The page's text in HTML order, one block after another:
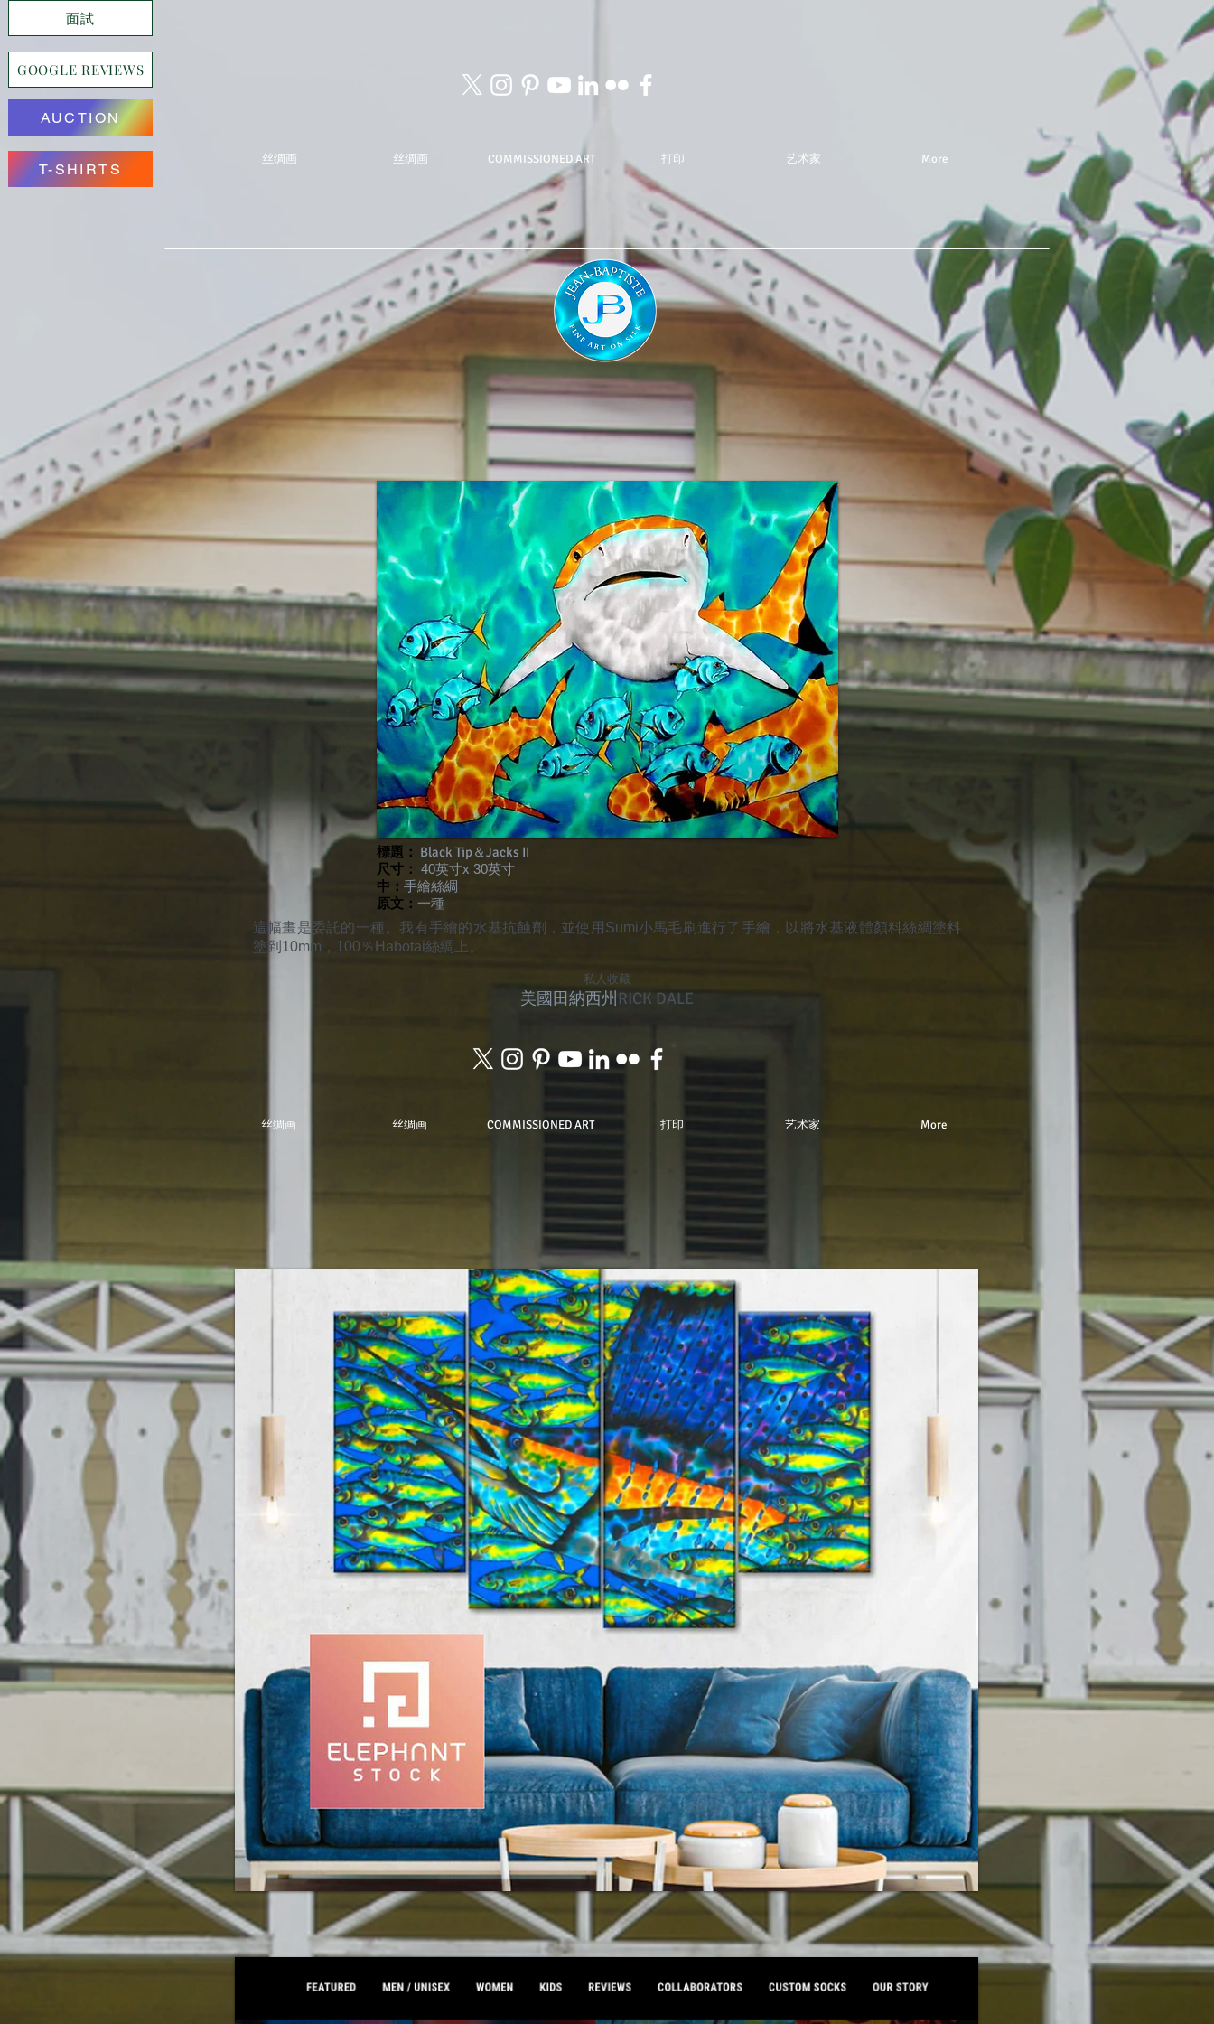
面試
GOOGLE REVIEWS
AUCTION
T-SHIRTS
丝绸画 丝绸画 COMMISSIONED ART 打印 艺术家 More
標題： Black Tip＆Jacks II
尺寸： 40英寸x 30英寸
中： 手繪絲綢
原文： 一種
這幅畫是委託的一種。我有手繪的水基抗蝕劑，並使用Sumi小馬毛刷進行了手繪，以將水基液體顏料絲綢塗料
塗到10mm，100％Habotai絲綢上。
私人收藏
美國田納西州 RICK DALE
丝绸画 丝绸画 COMMISSIONED ART 打印 艺术家 More